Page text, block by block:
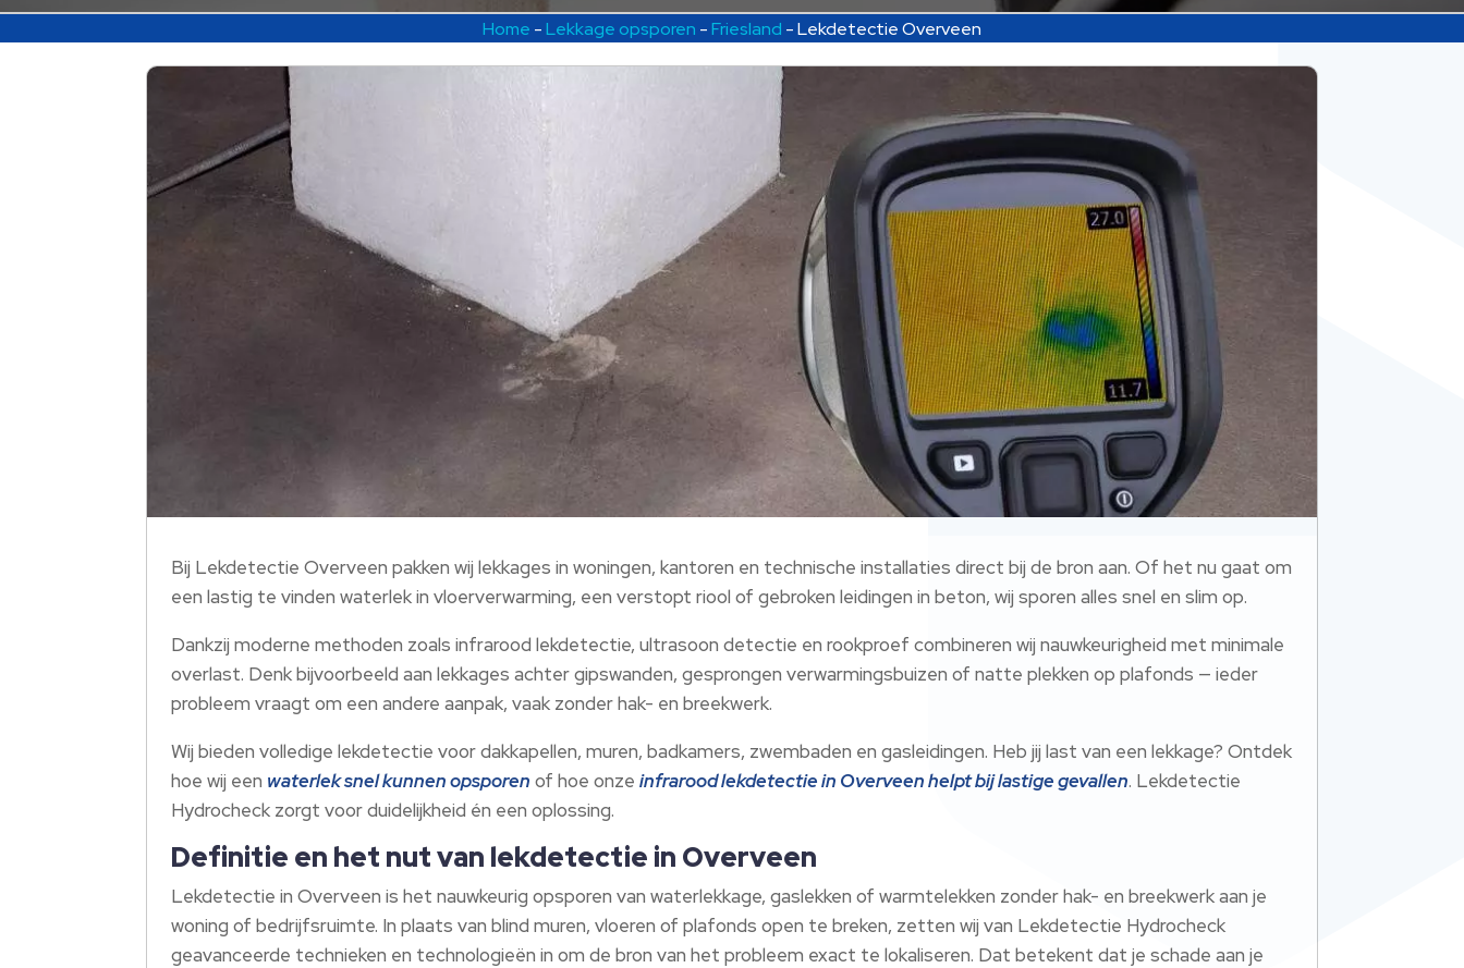
Home -Lekkage opsporen -Friesland -Lekdetectie Overveen
Bij Lekdetectie Overveen pakken wij lekkages in woningen, kantoren en technische installaties direct bij de bron aan. Of het nu gaat om
een lastig te vinden waterlek in vloerverwarming, een verstopt riool of gebroken leidingen in beton, wij sporen alles snel en slim op.
Dankzij moderne methoden zoals infrarood lekdetectie, ultrasoon detectie en rookproef combineren wij nauwkeurigheid met minimale
overlast. Denk bijvoorbeeld aan lekkages achter gipswanden, gesprongen verwarmingsbuizen of natte plekken op plafonds — ieder
probleem vraagt om een andere aanpak, vaak zonder hak- en breekwerk.
Wij bieden volledige lekdetectie voor dakkapellen, muren, badkamers, zwembaden en gasleidingen. Heb jij last van een lekkage? Ontdek
hoe wij een waterlek snel kunnen opsporen of hoe onzeinfrarood lekdetectie in Overveen helpt bij lastige gevallen. Lekdetectie
Hydrocheck zorgt voor duidelijkheid én een oplossing.
Definitie en het nut van lekdetectie in Overveen
Lekdetectie in Overveen is het nauwkeurig opsporen van waterlekkage, gaslekken of warmtelekken zonder hak- en breekwerk aan je
woning of bedrijfsruimte. In plaats van blind muren, vloeren of plafonds open te breken, zetten wij van Lekdetectie Hydrocheck
geavanceerde technieken en technologieën in om de bron van het probleem exact te lokaliseren. Dat betekent dat je schade aan je